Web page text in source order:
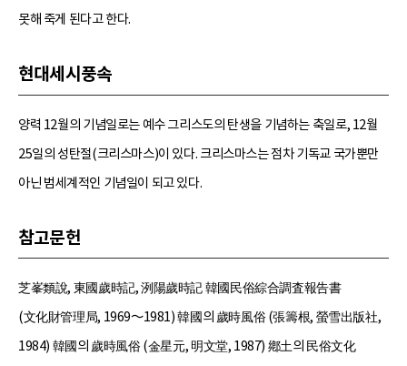
못해 죽게 된다고 한다.
현대세시풍속
양력 12월의 기념일로는 예수 그리스도의 탄생을 기념하는 축일로, 12월
25일의 성탄절(크리스마스)이 있다. 크리스마스는 점차 기독교 국가뿐만
아닌 범세계적인 기념일이 되고 있다.
참고문헌
芝峯類說, 東國歲時記, 洌陽歲時記 韓國民俗綜合調査報告書
(文化財管理局, 1969～1981) 韓國의 歲時風俗 (張籌根, 螢雪出版社,
1984) 韓國의 歲時風俗 (金星元, 明文堂, 1987) 鄕土의 民俗文化